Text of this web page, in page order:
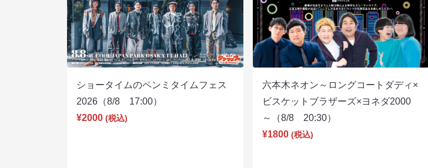
ショータイムのペンミタイムフェス
2026（8/8 17:00）
¥2000 (税込)
六本木ネオン～ロングコートダディ×
ビスケットブラザーズ×ヨネダ2000
～（8/8 20:30）
¥1800 (税込)